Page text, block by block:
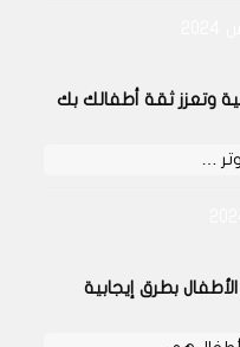
وتعزز ثقة أطفالك بك
…
بطرق إيجابية